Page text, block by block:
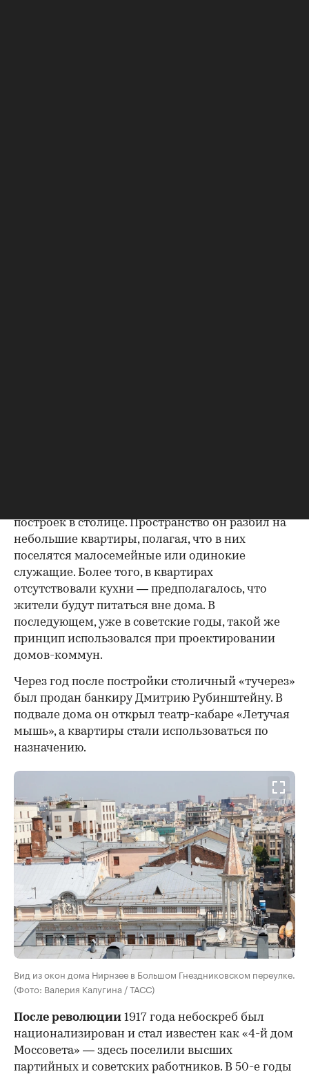
построек в столице. Пространство он разбил на
небольшие квартиры, полагая, что в них
поселятся малосемейные или одинокие
служащие. Более того, в квартирах
отсутствовали кухни — предполагалось, что
жители будут питаться вне дома. В
последующем, уже в советские годы, такой же
принцип использовался при проектировании
домов-коммун.
Через год после постройки столичный «тучерез»
был продан банкиру Дмитрию Рубинштейну. В
подвале дома он открыл театр-кабаре «Летучая
мышь», а квартиры стали использоваться по
назначению.
Вид из окон дома Нирнзее в Большом Гнездниковском переулке.
(Фото: Валерия Калугина / ТАСС)
После революции 1917 года небоскреб был
национализирован и стал известен как «4-й дом
Моссовета» — здесь поселили высших
партийных и советских работников. В 50-е годы